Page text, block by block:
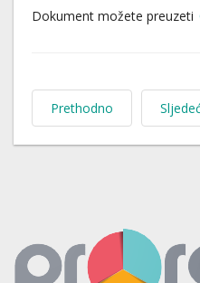
Dokument možete preuzeti
Prethodno